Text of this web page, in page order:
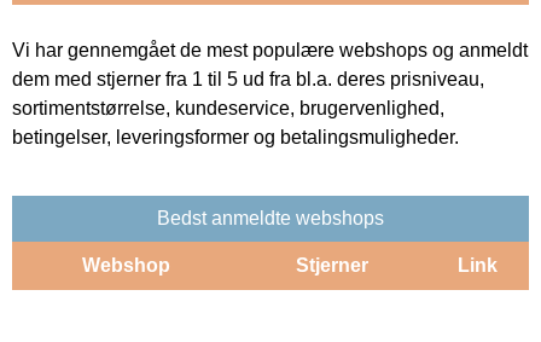
Vi har gennemgået de mest populære webshops og anmeldt
dem med stjerner fra 1 til 5 ud fra bl.a. deres prisniveau,
sortimentstørrelse, kundeservice, brugervenlighed,
betingelser, leveringsformer og betalingsmuligheder.
Bedst anmeldte webshops
Webshop Stjerner Link